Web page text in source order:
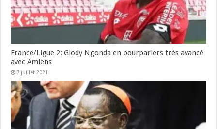
France/Ligue 2: Glody Ngonda en pourparlers très avancé
avec Amiens
7 juillet 2021